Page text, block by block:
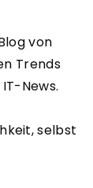
von
Trends
News.
selbst